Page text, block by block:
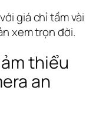
giá chỉ tầm vài
xem trọn đời.
thiểu
an